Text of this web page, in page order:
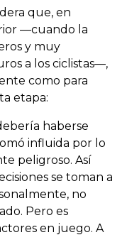
que, en
—cuando la
y muy
a los ciclistas—,
como para
etapa:
haberse
influida por lo
peligroso. Así
se toman a
no
Pero es
en juego. A